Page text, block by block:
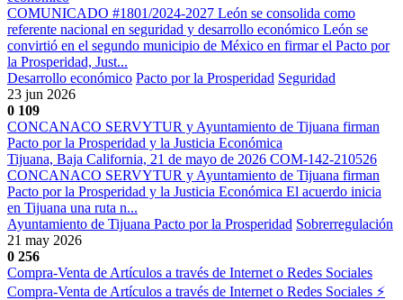
COMUNICADO #1801/2024-2027 León se consolida como
referente nacional en seguridad y desarrollo económico León se
convirtió en el segundo municipio de México en firmar el Pacto por
la Prosperidad, Just...
Desarrollo económico Pacto por la Prosperidad Seguridad
23 jun 2026
0 109
CONCANACO SERVYTUR y Ayuntamiento de Tijuana firman
Pacto por la Prosperidad y la Justicia Económica
Tijuana, Baja California, 21 de mayo de 2026 COM-142-210526
CONCANACO SERVYTUR y Ayuntamiento de Tijuana firman
Pacto por la Prosperidad y la Justicia Económica El acuerdo inicia
en Tijuana una ruta n...
Ayuntamiento de Tijuana Pacto por la Prosperidad Sobrerregulación
21 may 2026
0 256
Compra-Venta de Artículos a través de Internet o Redes Sociales
Compra-Venta de Artículos a través de Internet o Redes Sociales ⚡